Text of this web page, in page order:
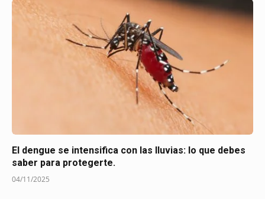
El dengue se intensifica con las lluvias: lo que debes
saber para protegerte.
04/11/2025